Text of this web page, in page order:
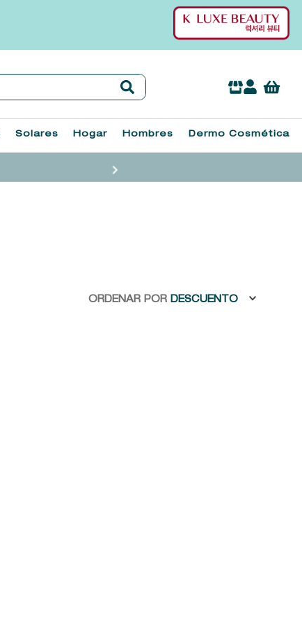
Solares Hogar Hombres Dermo Cosmética
ORDENAR POR DESCUENTO